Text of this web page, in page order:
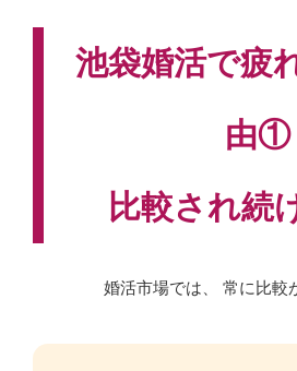
池袋婚活で疲
由①
比較され続
婚活市場では、 常に比較